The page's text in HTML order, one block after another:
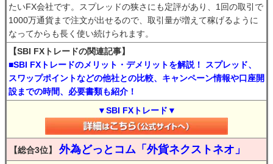
たいFX会社です。スプレッドの狭さにも定評があり、1回の取引で
1000万通貨まで注文が出せるので、取引量が増えて稼げるように
なってからも長く使い続けられます。
【SBI FXトレードの関連記事】
■SBI FXトレードのメリット・デメリットを解説！ スプレッド、
スワップポイントなどの他社との比較、キャンペーン情報や口座開
設までの時間、必要書類も紹介！
▼SBI FXトレード▼
【総合3位】 外為どっとコム「外貨ネクストネオ」